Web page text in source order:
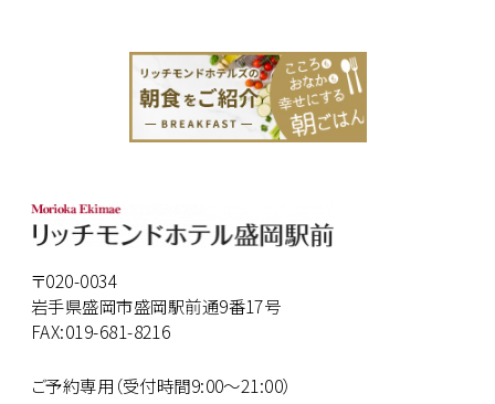
〒020-0034
岩手県盛岡市盛岡駅前通9番17号
FAX:019-681-8216
ご予約専用（受付時間9:00～21:00）